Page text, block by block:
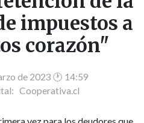
impuestos a
corazón"
de 2023 🕐 14:59
Cooperativa.cl
vez para los deudores que